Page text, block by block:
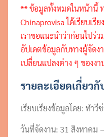
** ข้อมูลทั้งหมดในหน้านี้
Chinaprovisa ได้เรียบเรี
เราขอแนะนำว่าก่อนไปร่
อัปเดตข้อมูลกับทางผู้จัดง
เปลี่ยนแปลงต่าง ๆ ของงา
รายละเอียดเกี่ยว
เรียบเรียงข้อมูลโดย: ทำ
วันที่จัดงาน: 31 สิงหาคม